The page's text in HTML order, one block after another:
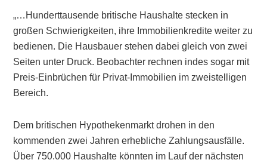
„…Hunderttausende britische Haushalte stecken in
großen Schwierigkeiten, ihre Immobilienkredite weiter zu
bedienen. Die Hausbauer stehen dabei gleich von zwei
Seiten unter Druck. Beobachter rechnen indes sogar mit
Preis-Einbrüchen für Privat-Immobilien im zweistelligen
Bereich.
Dem britischen Hypothekenmarkt drohen in den
kommenden zwei Jahren erhebliche Zahlungsausfälle.
Über 750.000 Haushalte könnten im Lauf der nächsten